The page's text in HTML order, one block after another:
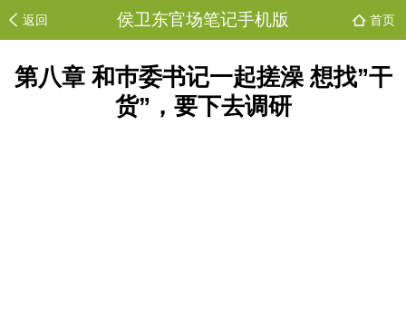
返回 侯卫东官场笔记手机版 首页
第八章 和巿委书记一起搓澡 想找”干
货”，要下去调研